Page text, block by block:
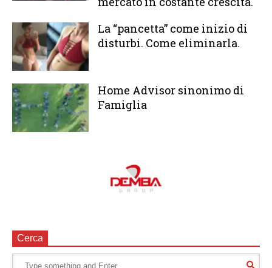
La “pancetta” come inizio di
disturbi. Come eliminarla.
Home Advisor sinonimo di
Famiglia
Cerca